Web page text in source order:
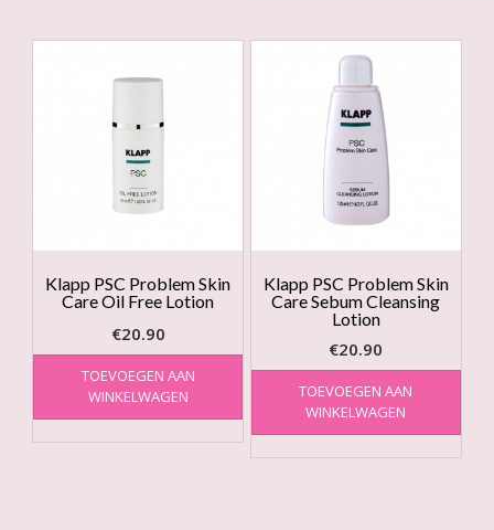
Klapp PSC Problem Skin
Care Oil Free Lotion
€20.90
TOEVOEGEN AAN
WINKELWAGEN
Klapp PSC Problem Skin
Care Sebum Cleansing
Lotion
€20.90
TOEVOEGEN AAN
WINKELWAGEN